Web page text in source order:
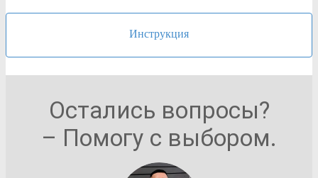
Инструкция
Остались вопросы?
– Помогу с выбором.